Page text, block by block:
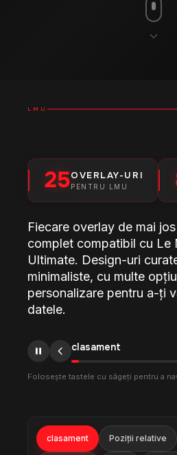
LMU
25OVERLAY-URI
PENTRU LMU
Fiecare overlay de mai
complet compatibil cu Le
Ultimate. Design-uri
minimaliste, cu multe
personalizare pentru a-ți
datele.
clasament
Folosește tastele cu săgeți pentru a
clasament Poziții relative